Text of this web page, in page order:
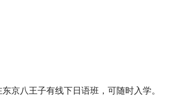
京八王子有线下日语班，可随时入学。